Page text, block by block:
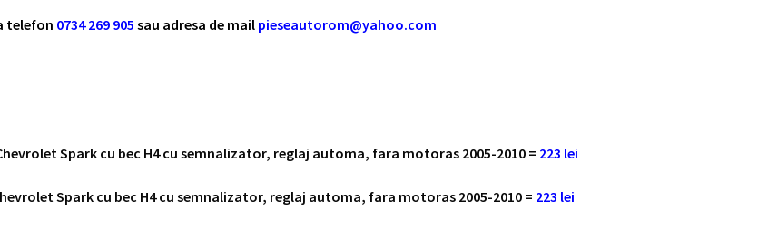
telefon 0734 269 905 sau adresa de mail pieseautorom@yahoo.com
Spark cu bec H4 cu semnalizator, reglaj automa, fara motoras 2005-2010 = 223 lei
Spark cu bec H4 cu semnalizator, reglaj automa, fara motoras 2005-2010 = 223 lei